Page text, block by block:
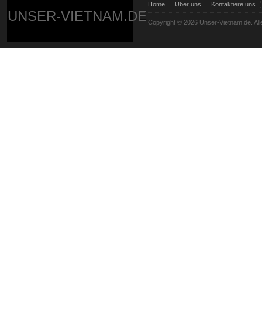
UNSER-VIETNAM.DE
Home Über uns Kontaktiere uns
Copyright © 2026 Unser-Vietnam.de.